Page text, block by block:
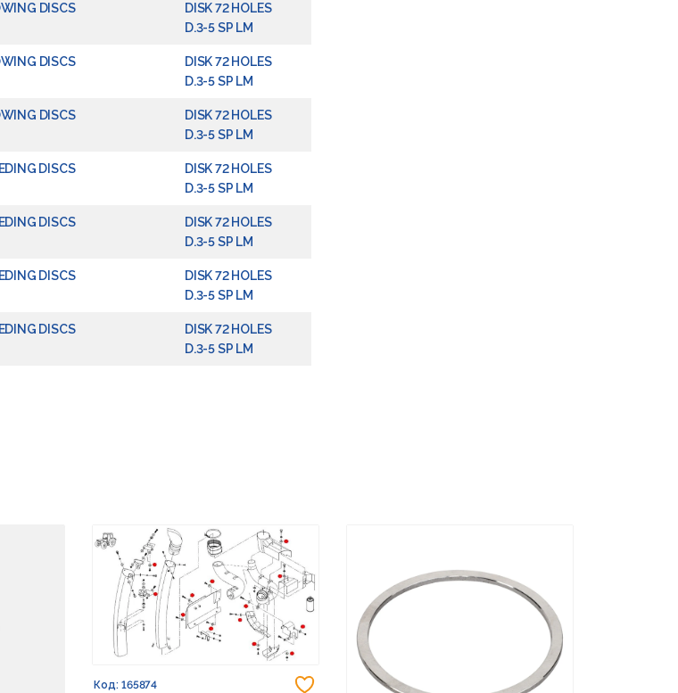
DISCS
DISK 72 HOLES
D.3-5 SP LM
DISCS
DISK 72 HOLES
D.3-5 SP LM
DISCS
DISK 72 HOLES
D.3-5 SP LM
DISCS
DISK 72 HOLES
D.3-5 SP LM
DISCS
DISK 72 HOLES
D.3-5 SP LM
DISCS
DISK 72 HOLES
D.3-5 SP LM
DISCS
DISK 72 HOLES
D.3-5 SP LM
Добавить в избранное
Код: 165874